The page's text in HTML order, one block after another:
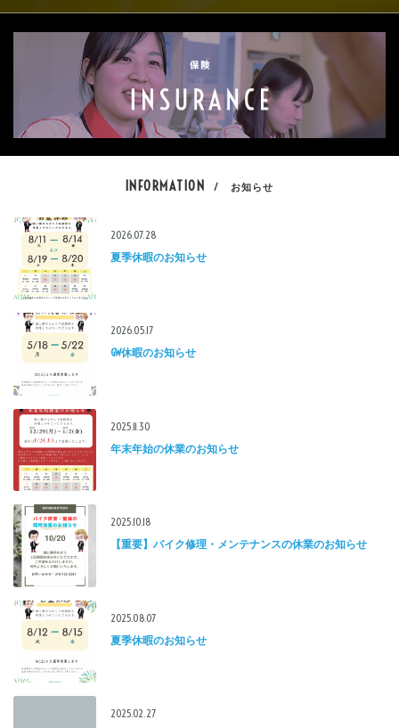
INFORMATION / お知らせ
2026.07.28
夏季休暇のお知らせ
2026.05.17
GW休暇のお知らせ
2025.11.30
年末年始の休業のお知らせ
2025.10.18
【重要】バイク修理・メンテナンスの休業のお知らせ
2025.08.07
夏季休暇のお知らせ
2025.02.27